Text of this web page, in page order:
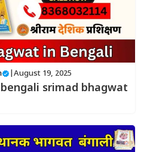
August 19, 2025
8 bengali srimad bhagwat